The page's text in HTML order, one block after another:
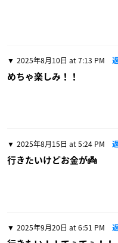
2025年8月10日 at 7:13 PM
めちゃ楽しみ！！
2025年8月15日 at 5:24 PM
行きたいけどお金が👼
2025年9月20日 at 6:51 PM